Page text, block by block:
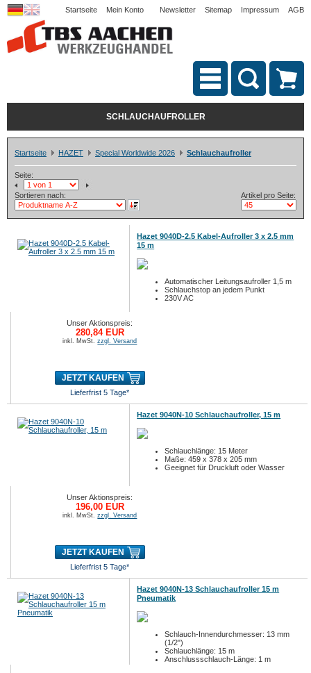
Startseite Mein Konto Newsletter Sitemap Impressum AGB
SCHLAUCHAUFROLLER
Startseite HAZET Special Worldwide 2026 Schlauchaufroller
Seite:
Sortieren nach: Artikel pro Seite:
Hazet 9040D-2.5 Kabel-Aufroller 3 x 2.5 mm
15 m
Automatischer Leitungsaufroller 1,5 m
Schlauchstop an jedem Punkt
230V AC
Unser Aktionspreis:
280,84 EUR
inkl. MwSt.zzgl. Versand
JETZT KAUFEN
Lieferfrist 5 Tage*
Hazet 9040N-10 Schlauchaufroller, 15 m
Schlauchlänge: 15 Meter
Maße: 459 x 378 x 205 mm
Geeignet für Druckluft oder Wasser
Unser Aktionspreis:
196,00 EUR
inkl. MwSt.zzgl. Versand
JETZT KAUFEN
Lieferfrist 5 Tage*
Hazet 9040N-13 Schlauchaufroller 15 m
Pneumatik
Schlauch-Innendurchmesser: 13 mm
(1/2")
Schlauchlänge: 15 m
Anschlussschlauch-Länge: 1 m